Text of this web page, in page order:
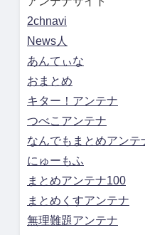
2chnavi
News人
あんてぃな
おまとめ
キター！アンテナ
つべこアンテナ
なんでもまとめアンテ
にゅーもふ
まとめアンテナ100
まとめくすアンテナ
無理難題アンテナ